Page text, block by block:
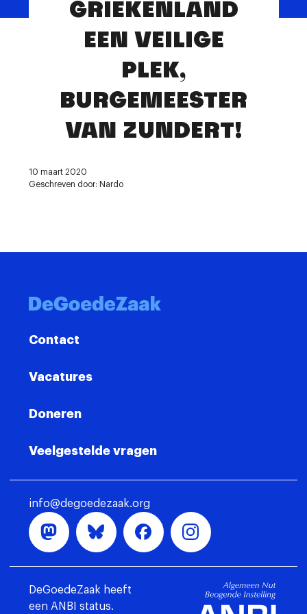
ContactGRIEKENLAND
EEN VEILIGE
PLEK,
BURGEMEESTER
VAN ZUNDERT!
10 maart 2020
Geschreven door: Nardo
Contact
Vacatures
Doneren
Veelgestelde vragen
info@degoedezaak.org
DeGoedeZaak heeft
een ANBI status.